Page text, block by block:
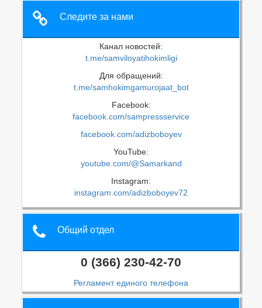
Следите за нами
Канал новостей:
t.me/samviloyatihokimligi
Для обращений:
t.me/samhokimgamurojaat_bot
Facebook:
facebook.com/sampressservice
facebook.com/adizboboyev
YouTube:
youtube.com/@Samarkand
Instagram:
instagram.com/adizboboyev72
Общий отдел
0 (366) 230-42-70
Регламент единого телефона